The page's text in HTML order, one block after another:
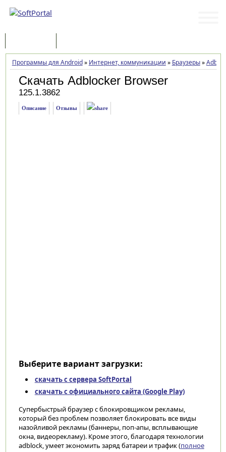
Программы для Android» Интернет, коммуникации » Браузеры»
Скачать Adblocker Browser
125.1.3862
Описание Отзывы
Выберите вариант загрузки:
скачать с сервера SoftPortal
скачать с официального сайта (Google Play)
Супербыстрый браузер с блокировщиком рекламы,
который без проблем позволяет блокировать все виды
назойливой рекламы (баннеры, поп-апы, всплывающие
окна, видеорекламу). Кроме этого, благодаря технологии
adblock, умеет экономить заряд батареи и трафик (полное